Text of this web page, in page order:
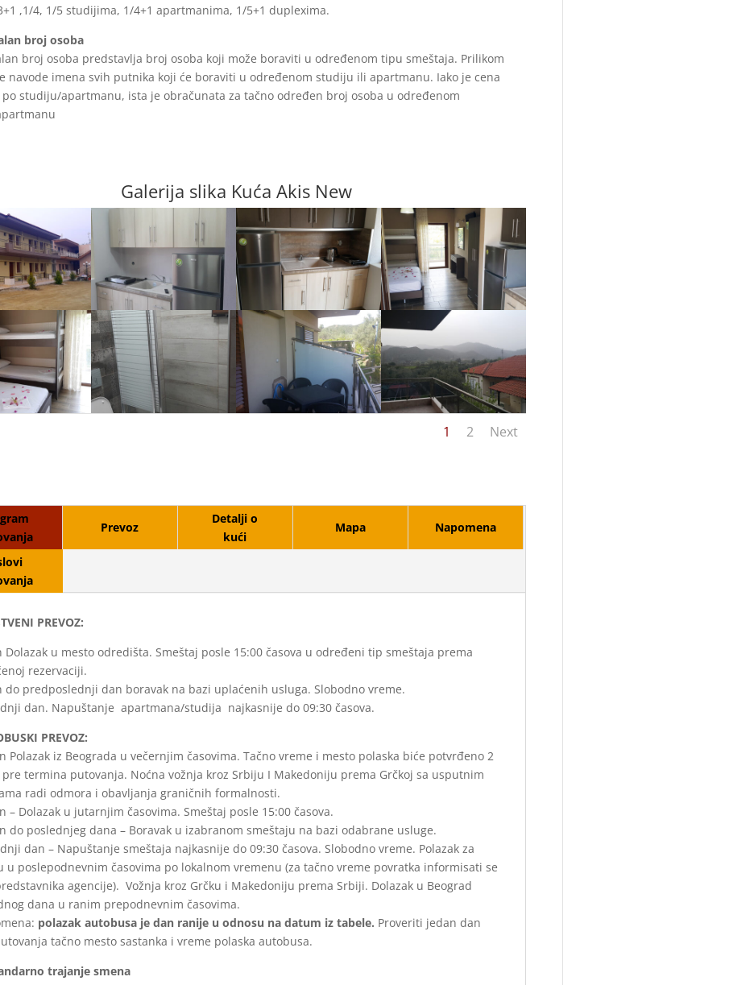
,1/4, 1/5 studijima, 1/4+1 apartmanima, 1/5+1 duplexima.
broj osoba
broj osoba predstavlja broj osoba koji može boraviti u određenom tipu smeštaja. Prilikom
navode imena svih putnika koji će boraviti u određenom studiju ili apartmanu. Iako je cena
po studiju/apartmanu, ista je obračunata za tačno određen broj osoba u određenom
Galerija slika Kuća Akis New
1 2 Next
Prevoz
Detalji o
kući
Mapa Napomena
PREVOZ:
Dolazak u mesto odredišta. Smeštaj posle 15:00 časova u određeni tip smeštaja prema
rezervaciji.
do predposlednji dan boravak na bazi uplaćenih usluga. Slobodno vreme.
dan. Napuštanje apartmana/studija najkasnije do 09:30 časova.
PREVOZ:
Polazak iz Beograda u večernjim časovima. Tačno vreme i mesto polaska biće potvrđeno 2
termina putovanja. Noćna vožnja kroz Srbiju I Makedoniju prema Grčkoj sa usputnim
radi odmora i obavljanja graničnih formalnosti.
– Dolazak u jutarnjim časovima. Smeštaj posle 15:00 časova.
do poslednjeg dana – Boravak u izabranom smeštaju na bazi odabrane usluge.
dan – Napuštanje smeštaja najkasnije do 09:30 časova. Slobodno vreme. Polazak za
u poslepodnevnim časovima po lokalnom vremenu (za tačno vreme povratka informisati se
agencije). Vožnja kroz Grčku i Makedoniju prema Srbiji. Dolazak u Beograd
dana u ranim prepodnevnim časovima.
polazak autobusa je dan ranije u odnosu na datum iz tabele. Proveriti jedan dan
tačno mesto sastanka i vreme polaska autobusa.
trajanje smena